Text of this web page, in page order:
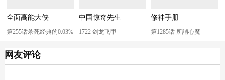
全面高能大侠
第255话杀死经典的0.03%
中国惊奇先生
1722 剑龙飞甲
修神手册
第1285话 所謂心魔
网友评论